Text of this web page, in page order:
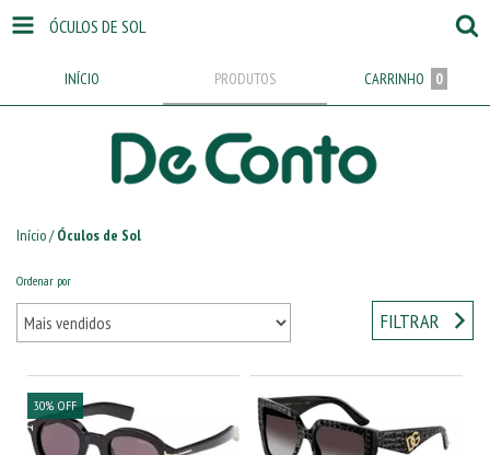
ÓCULOS DE SOL
INÍCIO PRODUTOS CARRINHO 0
Início/ Óculos de Sol
Ordenar por
FILTRAR
30% OFF